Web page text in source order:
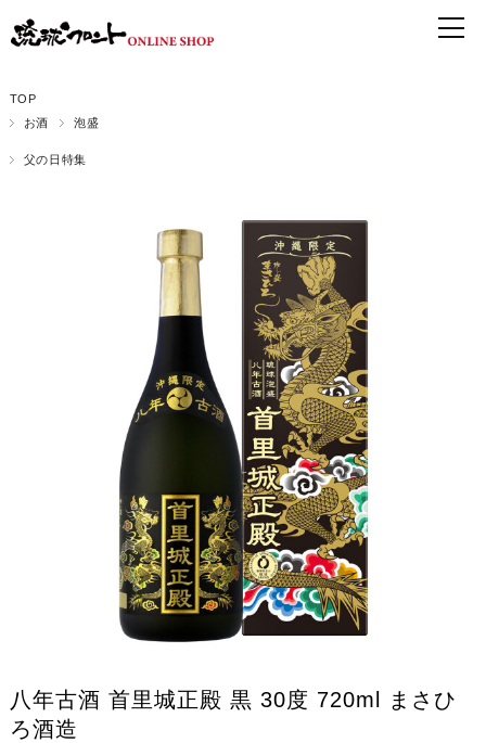
TOP
お酒
泡盛
父の日特集
八年古酒 首里城正殿 黒 30度 720ml まさひ
ろ酒造